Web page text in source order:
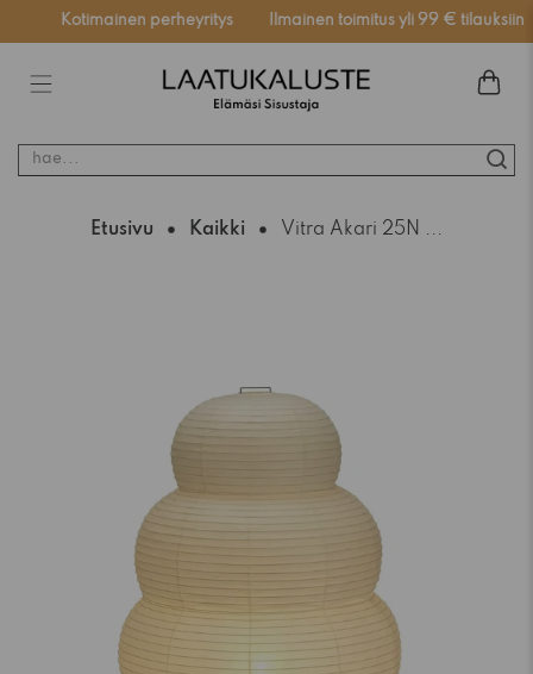
Kotimainen perheyritys Ilmainen toimitus yli 99 € tilauksiin
hae...
Etusivu Kaikki Vitra Akari 25N ...